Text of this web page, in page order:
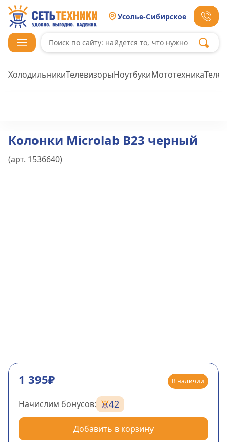
Усолье-Сибирское
ХолодильникиТелевизорыНоутбукиМототехника
Колонки Microlab B23 черный
(арт. 1536640)
1 395₽ В наличии
Начислим бонусов: 42
Добавить в корзину